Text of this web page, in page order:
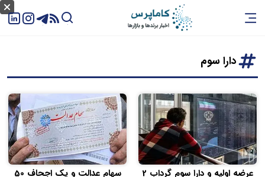
دارا سوم
عرضه اولیه و دارا سوم گرداب 2
سهام عدالت و یک اجحاف 50